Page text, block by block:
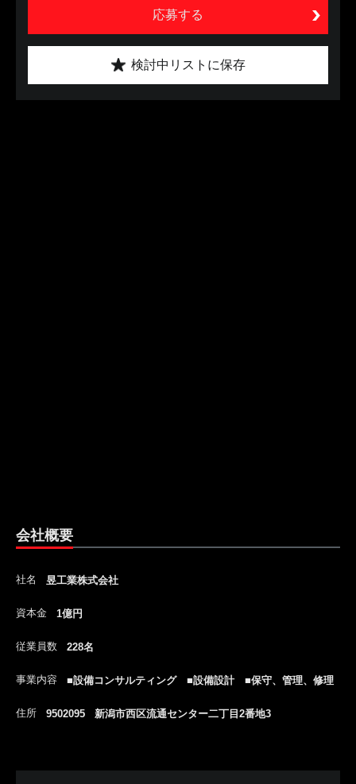
応募する
検討中リストに保存
会社概要
社名 昱工業株式会社
資本金 1億円
従業員数 228名
事業内容 ■設備コンサルティング ■設備設計 ■保守、管理、修理
住所 9502095 新潟市西区流通センター二丁目2番地3